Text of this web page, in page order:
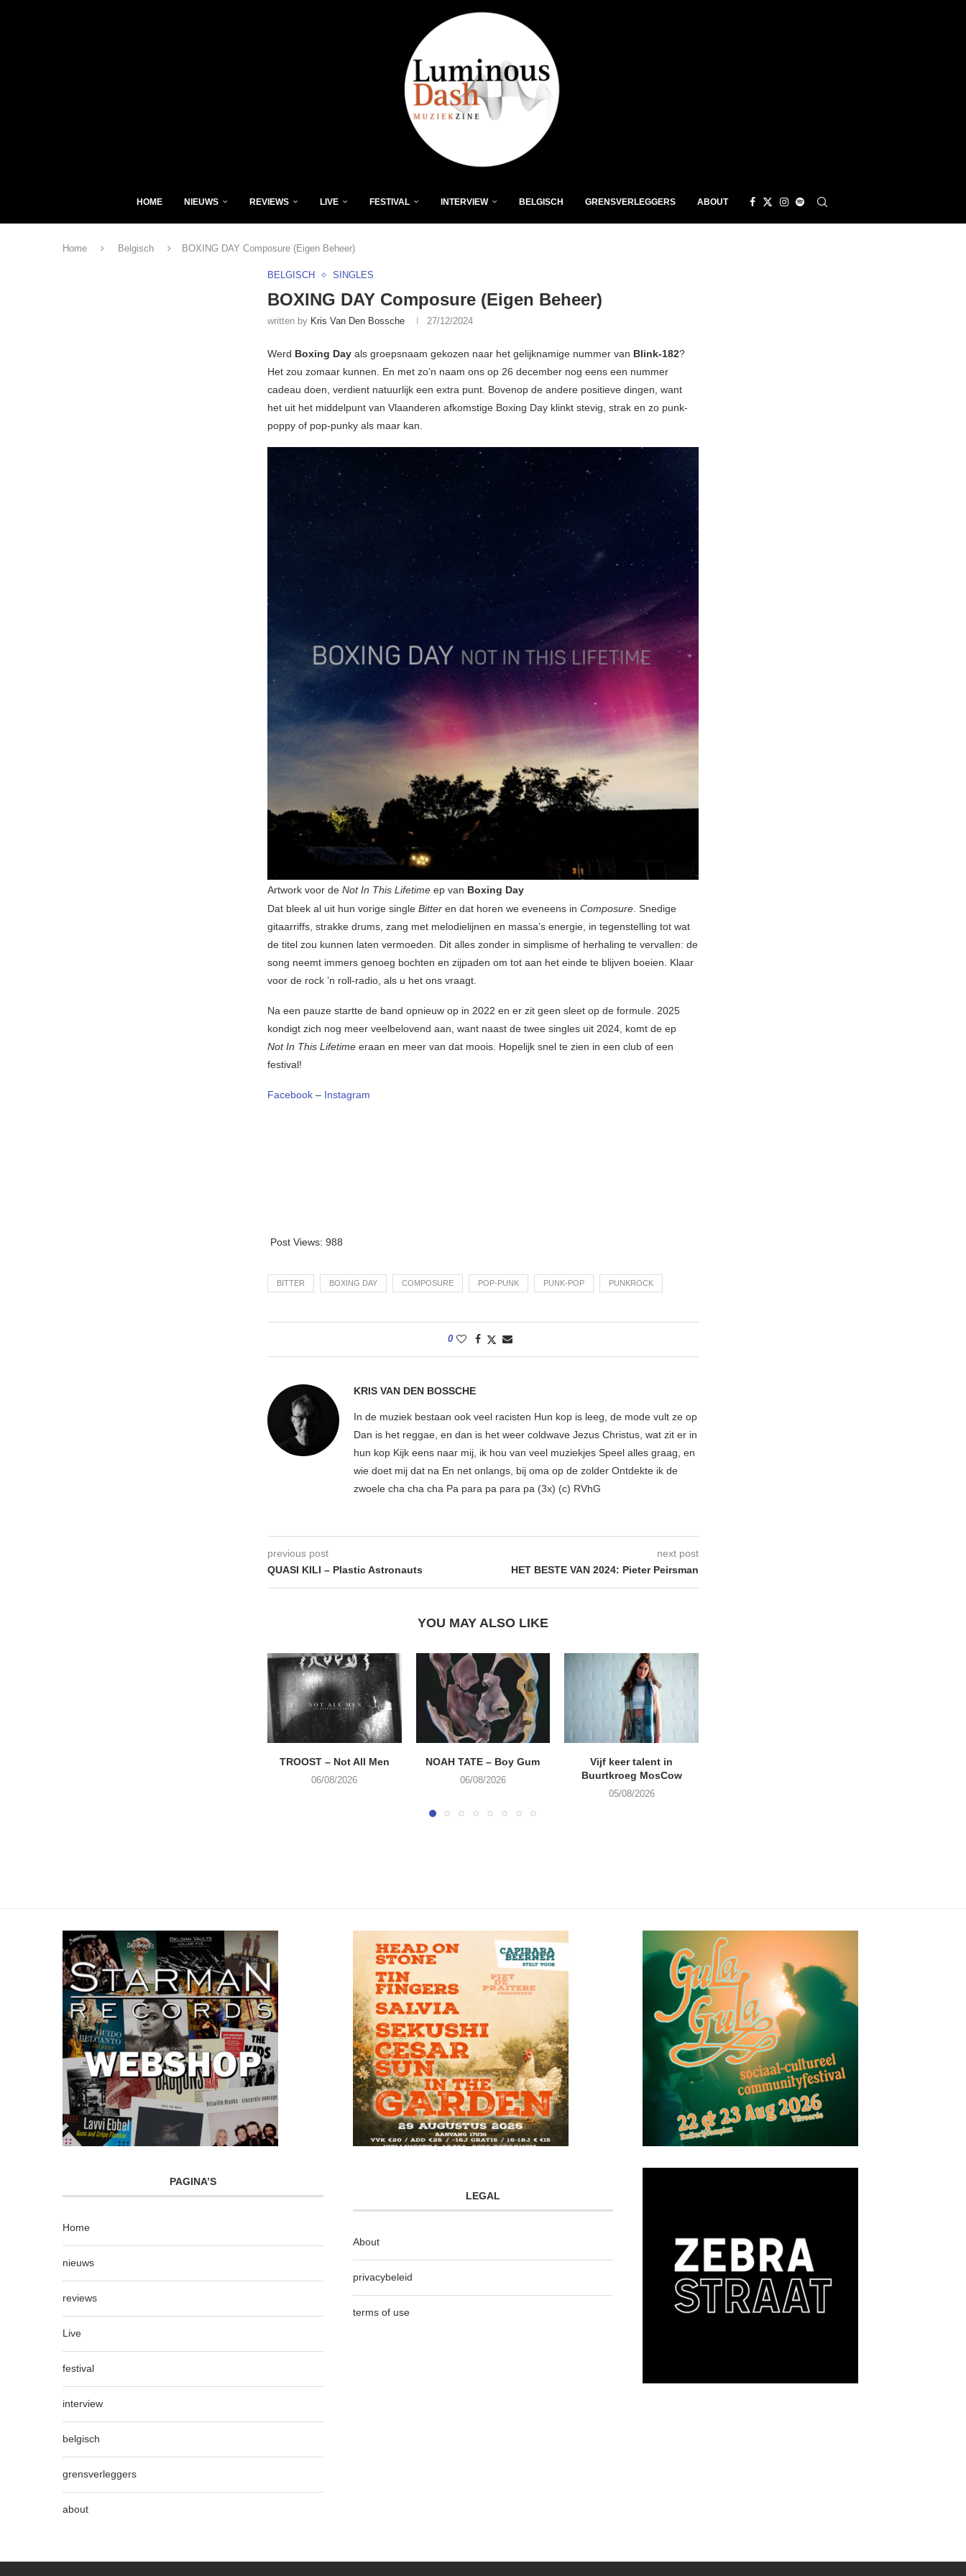
HOME NIEUWS REVIEWS LIVE FESTIVAL INTERVIEW BELGISCH GRENSVERLEGGERS ABOUT
Home Belgisch BOXING DAY Composure (Eigen Beheer)
BELGISCH SINGLES
BOXING DAY Composure (Eigen Beheer)
written by Kris Van Den Bossche 27/12/2024
Werd Boxing Day als groepsnaam gekozen naar het gelijknamige nummer van Blink-182?
Het zou zomaar kunnen. En met zo’n naam ons op 26 december nog eens een nummer
cadeau doen, verdient natuurlijk een extra punt. Bovenop de andere positieve dingen, want
het uit het middelpunt van Vlaanderen afkomstige Boxing Day klinkt stevig, strak en zo punk-
poppy of pop-punky als maar kan.
Artwork voor de Not In This Lifetime ep van Boxing Day
Dat bleek al uit hun vorige single Bitter en dat horen we eveneens in Composure. Snedige
gitaarriffs, strakke drums, zang met melodielijnen en massa’s energie, in tegenstelling tot wat
de titel zou kunnen laten vermoeden. Dit alles zonder in simplisme of herhaling te vervallen: de
song neemt immers genoeg bochten en zijpaden om tot aan het einde te blijven boeien. Klaar
voor de rock ’n roll-radio, als u het ons vraagt.
Na een pauze startte de band opnieuw op in 2022 en er zit geen sleet op de formule. 2025
kondigt zich nog meer veelbelovend aan, want naast de twee singles uit 2024, komt de ep
Not In This Lifetime eraan en meer van dat moois. Hopelijk snel te zien in een club of een
festival!
Facebook – Instagram
Post Views: 988
BITTER BOXING DAY COMPOSURE POP-PUNK PUNK-POP PUNKROCK
0
KRIS VAN DEN BOSSCHE
In de muziek bestaan ook veel racisten Hun kop is leeg, de mode vult ze op
Dan is het reggae, en dan is het weer coldwave Jezus Christus, wat zit er in
hun kop Kijk eens naar mij, ik hou van veel muziekjes Speel alles graag, en
wie doet mij dat na En net onlangs, bij oma op de zolder Ontdekte ik de
zwoele cha cha cha Pa para pa para pa (3x) (c) RVhG
previous post
QUASI KILI – Plastic Astronauts
next post
HET BESTE VAN 2024: Pieter Peirsman
YOU MAY ALSO LIKE
TROOST – Not All Men
06/08/2026
NOAH TATE – Boy Gum
06/08/2026
Vijf keer talent in
Buurtkroeg MosCow
05/08/2026
PAGINA’S
Home
nieuws
reviews
Live
festival
interview
belgisch
grensverleggers
about
LEGAL
About
privacybeleid
terms of use